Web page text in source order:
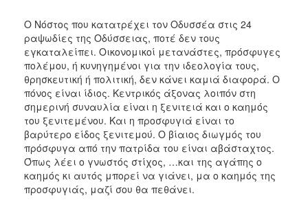
Ο Νόστος που κατατρέχει τον Οδυσσέα στις 24
ραψωδίες της Οδύσσειας, ποτέ δεν τους
εγκαταλείπει. Οικονομικοί μετανάστες, πρόσφυγες
πολέμου, ή κυνηγημένοι για την ιδεολογία τους,
θρησκευτική ή πολιτική, δεν κάνει καμιά διαφορά. Ο
πόνος είναι ίδιος. Κεντρικός άξονας λοιπόν στη
σημερινή συναυλία είναι η ξενιτειά και ο καημός
του ξενιτεμένου. Και η προσφυγιά είναι το
βαρύτερο είδος ξενιτεμού. Ο βίαιος διωγμός του
πρόσφυγα από την πατρίδα του είναι αβάσταχτος.
Όπως λέει ο γνωστός στίχος, …και της αγάπης ο
καημός κι αυτός μπορεί να γιάνει, μα ο καημός της
προσφυγιάς, μαζί σου θα πεθάνει.